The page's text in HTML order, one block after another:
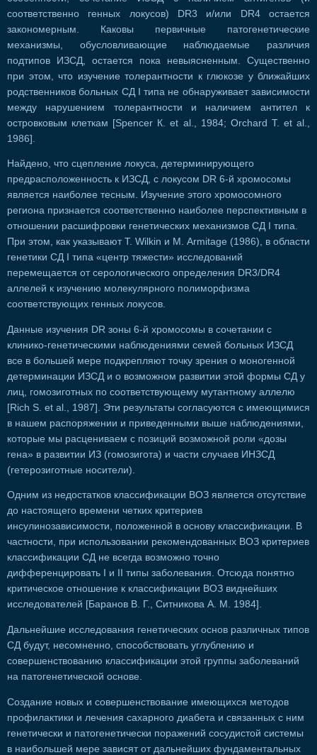
соответственно генных локусов) DR3 и/или DR4 остается
закономерным. Каковы первичные патогенетические
механизмы, обусловливающие наблюдаемые различия
подтипов ИЗСД, остается пока невыясненным. Существенно
при этом, что изучение толерантности к глюкозе у ближайших
родственников больных СД I типа не обнаруживает зависимости
между нарушением толерантности и наличием антител к
островковым клеткам [Spencer К. et al., 1984; Orchard Т. et al.,
1986].
Найдено, что сцепление локуса, детерминирующего
предрасположенность к ИЗСД, с локусом DR 6-й хромосомы
является наиболее тесным. Изучение этого хромосомного
региона признается соответственно наиболее перспективным в
отношении расшифровки генетических механизмов СД I типа.
При этом, как указывают Т. Wilkin и М. Armitage (1986), в области
генетики СД I типа «центр тяжести» исследований
перемещается от серологического определения DR3/DR4
аллелей к изучению молекулярного полиморфизма
соответствующих генных локусов.
Данные изучения DR зоны 6-й хромосомы в сочетании с
клинико-генетическими наблюдениями семей больных ИЗСД
все в большей мере подкрепляют точку зрения о моногенной
детерминации ИЗСД и о возможном развитии этой формы СД у
лиц, гомозиготных по соответствующему мутантному аллелю
[Rich S. et al., 1987]. Эти результаты согласуются с имеющимися
в нашем распоряжении и приведенными выше наблюдениями,
которые мы расцениваем с позиций возможной роли «дозы
гена» в развитии ИЗ (гомозигота) и части случаев ИНЗСД
(гетерозиготные носители).
Одним из недостатков классификации ВОЗ является отсутствие
до настоящего времени четких критериев
инсулинозависимости, положенной в основу классификации. В
частности, при использовании рекомендованных ВОЗ критериев
классификации СД не всегда возможно точно
дифференцировать I и II типы заболевания. Отсюда понятно
критическое отношение к классификации ВОЗ виднейших
исследователей [Баранов В. Г., Ситникова А. М. 1984].
Дальнейшие исследования генетических основ различных типов
СД будут, несомненно, способствовать углублению и
совершенствованию классификации этой группы заболеваний
на патогенетической основе.
Создание новых и совершенствование имеющихся методов
профилактики и лечения сахарного диабета и связанных с ним
генетически и патогенетически поражений сосудистой системы
в наибольшей мере зависят от дальнейших фундаментальных